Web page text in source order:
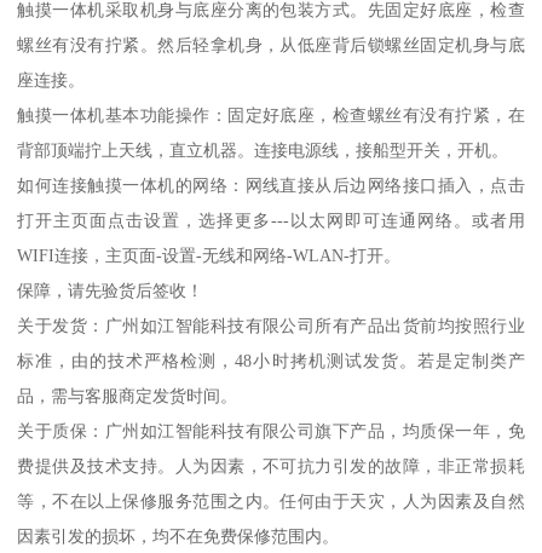
触摸一体机采取机身与底座分离的包装方式。先固定好底座，检查
螺丝有没有拧紧。然后轻拿机身，从低座背后锁螺丝固定机身与底
座连接。
触摸一体机基本功能操作：固定好底座，检查螺丝有没有拧紧，在
背部顶端拧上天线，直立机器。连接电源线，接船型开关，开机。
如何连接触摸一体机的网络：网线直接从后边网络接口插入，点击
打开主页面点击设置，选择更多---以太网即可连通网络。或者用
WIFI连接，主页面-设置-无线和网络-WLAN-打开。
保障，请先验货后签收！
关于发货：广州如江智能科技有限公司所有产品出货前均按照行业
标准，由的技术严格检测，48小时拷机测试发货。若是定制类产
品，需与客服商定发货时间。
关于质保：广州如江智能科技有限公司旗下产品，均质保一年，免
费提供及技术支持。人为因素，不可抗力引发的故障，非正常损耗
等，不在以上保修服务范围之内。任何由于天灾，人为因素及自然
因素引发的损坏，均不在免费保修范围内。